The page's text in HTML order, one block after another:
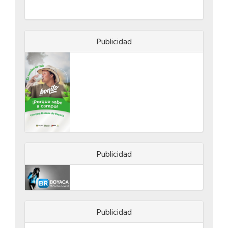
Publicidad
Publicidad
Publicidad